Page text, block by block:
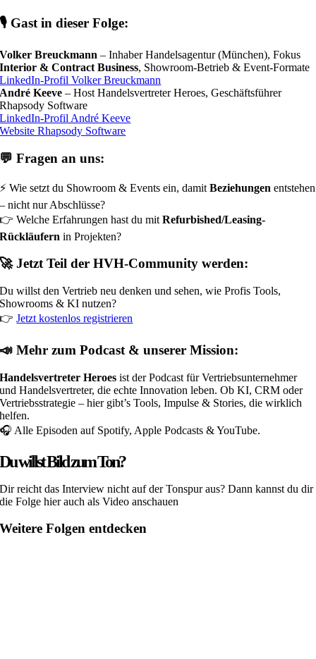
🎙️ Gast in dieser Folge:
Volker Breuckmann – Inhaber Handelsagentur (München), Fokus
Interior & Contract Business, Showroom-Betrieb & Event-Formate
LinkedIn-Profil Volker Breuckmann
André Keeve – Host Handelsvertreter Heroes, Geschäftsführer
Rhapsody Software
LinkedIn-Profil André Keeve
Website Rhapsody Software
💬 Fragen an uns:
⚡ Wie setzt du Showroom & Events ein, damitBeziehungen entstehen
– nicht nur Abschlüsse?
👉 Welche Erfahrungen hast du mitRefurbished/Leasing-
Rückläufern in Projekten?
🚀 Jetzt Teil der HVH-Community werden:
Du willst den Vertrieb neu denken und sehen, wie Profis Tools,
Showrooms & KI nutzen?
👉Jetzt kostenlos registrieren
📣 Mehr zum Podcast & unserer Mission:
Handelsvertreter Heroes ist der Podcast für Vertriebsunternehmer
und Handelsvertreter, die echte Innovation leben. Ob KI, CRM oder
Vertriebsstrategie – hier gibt’s Tools, Impulse & Stories, die wirklich
helfen.
🎧 Alle Episoden auf Spotify, Apple Podcasts & YouTube.
Du willst Bild zum Ton?
Dir reicht das Interview nicht auf der Tonspur aus? Dann kannst du dir
die Folge hier auch als Video anschauen
Weitere Folgen entdecken